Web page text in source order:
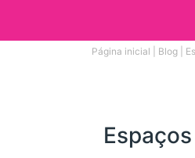
Página inicial Blog